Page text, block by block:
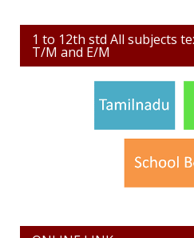
1 to 12th std All subjects
T/M and E/M